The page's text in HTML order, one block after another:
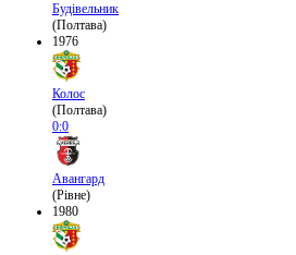
Будівельник
(Полтава)
1976
Колос
(Полтава)
0:0
Авангард
(Рівне)
1980